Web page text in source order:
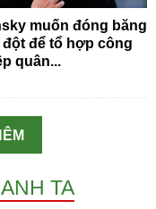
muốn đóng băng
để tổ hợp công
quân...
TA